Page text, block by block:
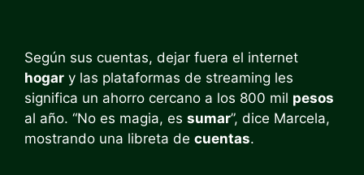
Según sus cuentas, dejar fuera el internet
hogar y las plataformas de streaming les
significa un ahorro cercano a los 800 mil pesos
al año. “No es magia, es sumar”, dice Marcela,
mostrando una libreta de cuentas.